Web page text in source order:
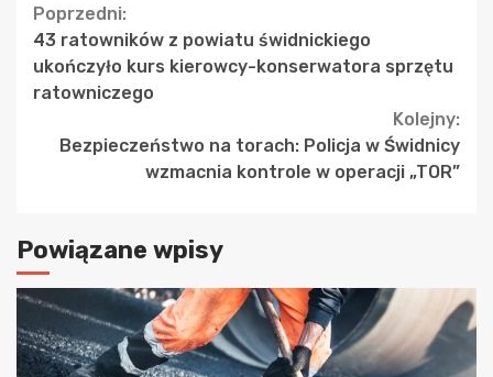
Continue
Reading
Poprzedni:
43 ratowników z powiatu świdnickiego
ukończyło kurs kierowcy-konserwatora sprzętu
ratowniczego
Kolejny:
Bezpieczeństwo na torach: Policja w Świdnicy
wzmacnia kontrole w operacji „TOR”
Powiązane wpisy